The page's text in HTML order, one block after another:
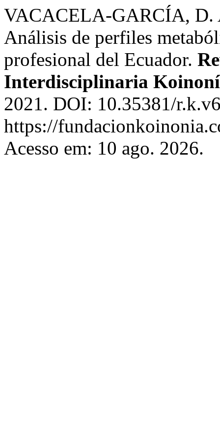
VACACELA-GARCÍA, D.
Análisis de perfiles
profesional del Ecuador.
Interdisciplinaria
2021. DOI: 10.35381/
https://
Acesso em: 10 ago. 2026.